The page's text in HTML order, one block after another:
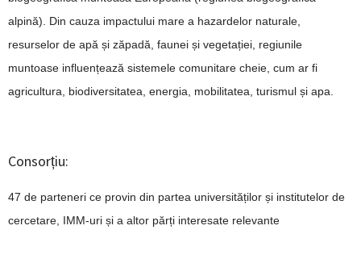
alpină). Din cauza impactului mare a hazardelor naturale,
resurselor de apă și zăpadă, faunei și vegetației, regiunile
muntoase influențează sistemele comunitare cheie, cum ar fi
agricultura, biodiversitatea, energia, mobilitatea, turismul și apa.
Consorțiu:
47 de parteneri ce provin din partea universităților și institutelor de
cercetare, IMM-uri și a altor părți interesate relevante